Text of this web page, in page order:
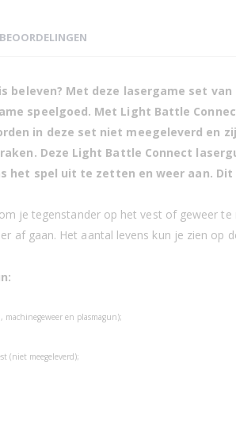
Blasters - Blauw/Groen
beleven? Met deze lasergame set
speelgoed. Met Light Battle
in deze set niet meegeleverd en
Deze Light Battle Connect
het spel uit te zetten en weer aan.
je tegenstander op het vest of geweer
af gaan. Het aantal levens kun je zien op
en plasmagun);
(niet meegeleverd);
BEOORDELINGEN